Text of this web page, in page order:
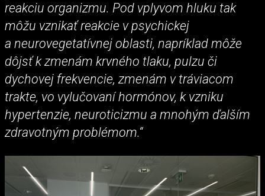
reakciu organizmu. Pod vplyvom hluku tak
môžu vznikať reakcie v psychickej
a neurovegetatívnej oblasti, napríklad môže
dôjsť k zmenám krvného tlaku, pulzu či
dychovej frekvencie, zmenám v tráviacom
trakte, vo vylučovaní hormónov, k vzniku
hypertenzie, neuroticizmu a mnohým ďalším
zdravotným problémom.“